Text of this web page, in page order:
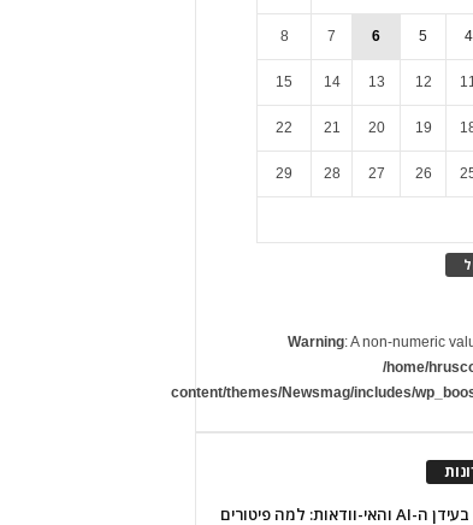
4
5
6
7
8
11
12
13
14
15
19
20
21
22
26
27
28
29
Warning: A non-numeric
/home/
content/themes/Newsmag/includes/
שימור עובדים בעידן ה-AI והאי-וודאות: למה פיטורים